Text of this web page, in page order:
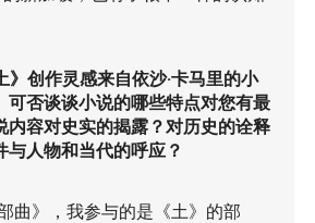
》创作灵感来自依沙·卡马里的小
可否谈谈小说的哪些特点对您有最
内容对史实的揭露？对历史的诠释
与人物和当代的呼应？
曲》，我参与的是《土》的部